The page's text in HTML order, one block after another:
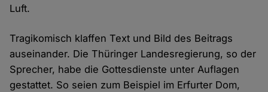
Luft.
Tragikomisch klaffen Text und Bild des Beitrags
auseinander. Die Thüringer Landesregierung, so der
Sprecher, habe die Gottesdienste unter Auflagen
gestattet. So seien zum Beispiel im Erfurter Dom,